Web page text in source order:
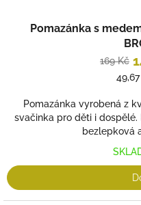
Pomazánka s
169 Kč
Pomazánka vyrobená z
svačinka pro děti i
bezlepková